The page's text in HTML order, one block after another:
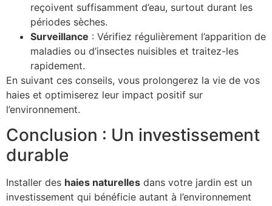
reçoivent suffisamment d’eau, surtout durant les
périodes sèches.
Surveillance : Vérifiez régulièrement l’apparition de
maladies ou d’insectes nuisibles et traitez-les
rapidement.
En suivant ces conseils, vous prolongerez la vie de vos
haies et optimiserez leur impact positif sur
l’environnement.
Conclusion : Un investissement
durable
Installer des haies naturelles dans votre jardin est un
investissement qui bénéficie autant à l’environnement